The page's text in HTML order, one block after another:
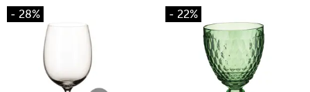
- 28% - 22%